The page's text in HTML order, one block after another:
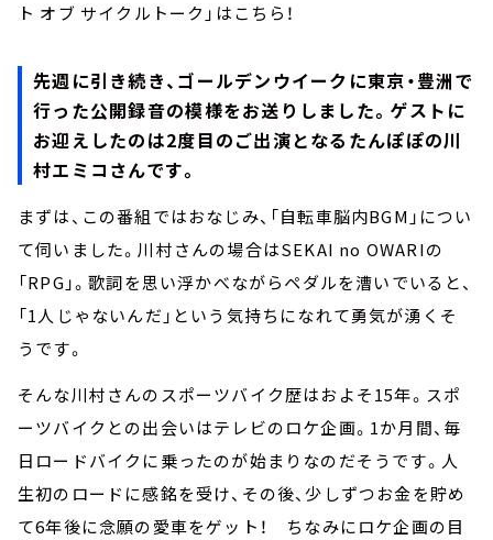
ト オブ サイクルトーク」はこちら！
先週に引き続き、ゴールデンウイークに東京・豊洲で
行った公開録音の模様をお送りしました。ゲストに
お迎えしたのは2度目のご出演となるたんぽぽの川
村エミコさんです。
まずは、この番組ではおなじみ、「自転車脳内BGM」につい
て伺いました。川村さんの場合はSEKAI no OWARIの
「RPG」。歌詞を思い浮かべながらペダルを漕いでいると、
「1人じゃないんだ」という気持ちになれて勇気が湧くそ
うです。
そんな川村さんのスポーツバイク歴はおよそ15年。スポ
ーツバイクとの出会いはテレビのロケ企画。1か月間、毎
日ロードバイクに乗ったのが始まりなのだそうです。人
生初のロードに感銘を受け、その後、少しずつお金を貯め
て6年後に念願の愛車をゲット！ ちなみにロケ企画の目